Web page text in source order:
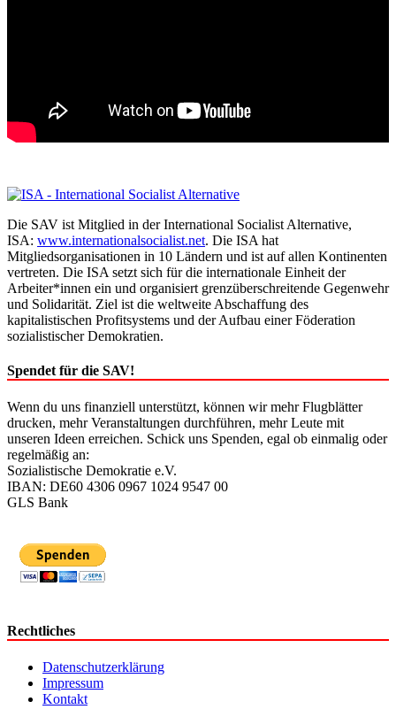
Die SAV ist Mitglied in der International Socialist Alternative,
ISA: www.internationalsocialist.net. Die ISA hat
Mitgliedsorganisationen in 10 Ländern und ist auf allen Kontinenten
vertreten. Die ISA setzt sich für die internationale Einheit der
Arbeiter*innen ein und organisiert grenzüberschreitende Gegenwehr
und Solidarität. Ziel ist die weltweite Abschaffung des
kapitalistischen Profitsystems und der Aufbau einer Föderation
sozialistischer Demokratien.
Spendet für die SAV!
Wenn du uns finanziell unterstützt, können wir mehr Flugblätter
drucken, mehr Veranstaltungen durchführen, mehr Leute mit
unseren Ideen erreichen. Schick uns Spenden, egal ob einmalig oder
regelmäßig an:
Sozialistische Demokratie e.V.
IBAN: DE60 4306 0967 1024 9547 00
GLS Bank
Rechtliches
Datenschutzerklärung
Impressum
Kontakt